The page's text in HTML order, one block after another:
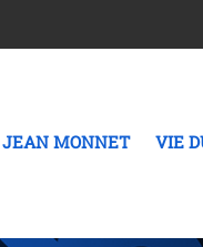
JEAN MONNET VIE